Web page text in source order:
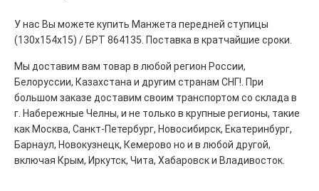
У нас Вы можете купить Манжета передней ступицы
(130х154х15) / БРТ 864135. Поставка в кратчайшие сроки.
Мы доставим вам товар в любой регион России,
Белоруссии, Казахстана и другим странам СНГ!. При
большом заказе доставим своим транспортом со склада в
г. Набережные Челны, и не только в крупные регионы, такие
как Москва, Санкт-Петербург, Новосибирск, Екатеринбург,
Барнаул, Новокузнецк, Кемерово но и в любой другой,
включая Крым, Иркутск, Чита, Хабаровск и Владивосток.